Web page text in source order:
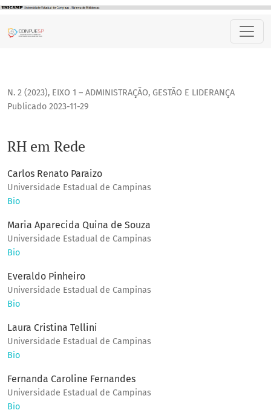
N. 2 (2023), EIXO 1 – ADMINISTRAÇÃO, GESTÃO E LIDERANÇA
RH em Rede
Publicado 2023-11-29
Carlos Renato Paraizo
Universidade Estadual de Campinas
Bio
Maria Aparecida Quina de Souza
Universidade Estadual de Campinas
Bio
Everaldo Pinheiro
Universidade Estadual de Campinas
Bio
Laura Cristina Tellini
Universidade Estadual de Campinas
Bio
Fernanda Caroline Fernandes
Universidade Estadual de Campinas
Bio